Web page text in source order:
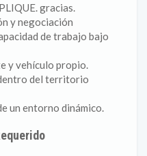
gracias.
y negociación
de trabajo bajo
y vehículo propio.
del territorio
un entorno dinámico.